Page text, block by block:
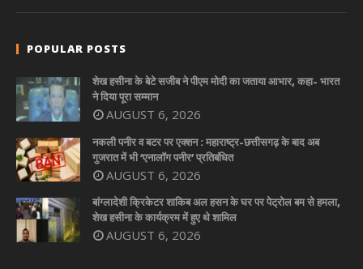
POPULAR POSTS
शेख हसीना के बेटे सजीब ने पीएम मोदी का जताया आभार, कहा- भारत
ने दिया पूरा सम्मान
AUGUST 6, 2026
नकली पनीर व बटर पर एक्शन : महाराष्ट्र-छत्तीसगढ़ के बाद अब
गुजरात में भी ‘एनालॉग पनीर’ प्रतिबंधित
AUGUST 6, 2026
बांग्लादेशी क्रिकेटर शाकिब अल हसन के घर पर पेट्रोल बम से हमला,
शेख हसीना के कार्यक्रम में हुए थे शामिल
AUGUST 6, 2026